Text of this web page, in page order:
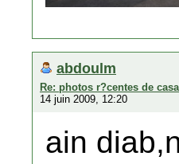
abdoulm
Re: photos r?centes de
14 juin 2009, 12:20
ain